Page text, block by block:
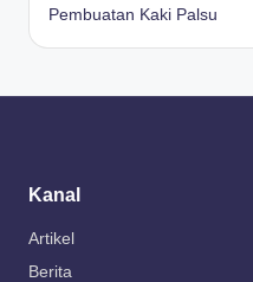
Pembuatan Kaki Palsu
Kanal
Artikel
Berita